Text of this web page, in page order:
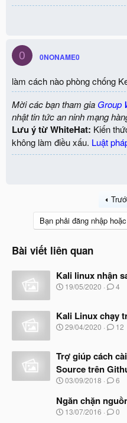
0 0NONAME0
làm cách nào phòng chống
Mời các bạn tham gia Group
nhật tin tức an ninh mạng
Lưu ý từ WhiteHat: Kiến
không làm điều xấu. Luật
Bạn phải đăng nhập
Bài viết liên quan
Kali linux nhận
N
y
b
ắ
ầ
u
19/05/2020 4
Kali Linux chạy
N
y
b
ắ
t
ầ
u
29/04/2020 12
Trợ giúp cách
Source trên
N
à
y
b
03/09/2018 6
Ngăn chặn
N
13/07/2016 0